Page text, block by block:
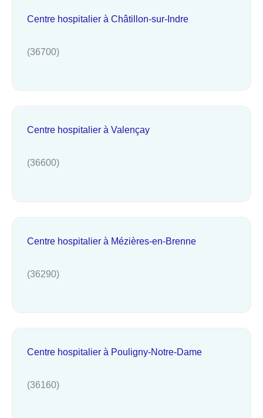
Centre hospitalier à Châtillon-sur-Indre
(36700)
Centre hospitalier à Valençay
(36600)
Centre hospitalier à Mézières-en-Brenne
(36290)
Centre hospitalier à Pouligny-Notre-Dame
(36160)